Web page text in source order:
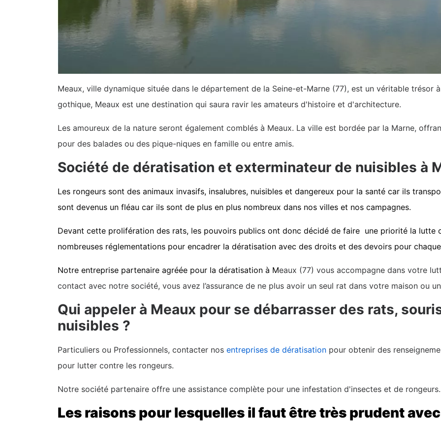
Meaux, ville dynamique située dans le département de la Seine-et-Marne (77), est un véritable trésor
gothique, Meaux est une destination qui saura ravir les amateurs d'histoire et d'architecture.
Les amoureux de la nature seront également comblés à Meaux. La ville est bordée par la Marne,
pour des balades ou des pique-niques en famille ou entre amis.
Société de dératisation et exterminateur de nuisibles à
Les rongeurs sont des animaux invasifs, insalubres, nuisibles et dangereux pour la santé car ils
sont devenus un fléau car ils sont de plus en plus nombreux dans nos villes et nos campagnes.
Devant cette prolifération des rats, les pouvoirs publics ont donc décidé de faire une priorité la lutte
nombreuses réglementations pour encadrer la dératisation avec des droits et des devoirs pour
Notre entreprise partenaire agréée pour la dératisation à Meaux (77) vous accompagne dans votre
contact avec notre société, vous avez l’assurance de ne plus avoir un seul rat dans votre maison ou
Qui appeler à Meaux pour se débarrasser des rats,
nuisibles ?
Particuliers ou Professionnels, contacter nos entreprises de dératisation pour obtenir des
pour lutter contre les rongeurs.
Notre société partenaire offre une assistance complète pour une infestation d'insectes et de rongeurs.
Les raisons pour lesquelles il faut être très prudent